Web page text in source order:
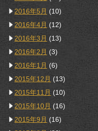
2016年5月 (10)
2016年4月 (12)
2016年3月 (13)
2016年2月 (3)
2016年1月 (6)
2015年12月 (13)
2015年11月 (10)
2015年10月 (16)
2015年9月 (16)